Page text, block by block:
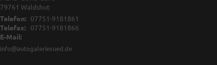
79761 Waldshut
Telefon:
07751-9181861
Telefax:
07751-9181866
E-Mail:
info@autogaleriesued.de